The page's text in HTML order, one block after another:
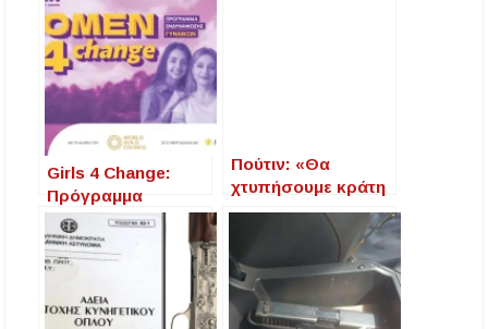
Girls 4 Change:
Πρόγραμμα
ενδυνάμωσης για
τα κορίτσια του
Δήμου Αριστοτέλη
Πούτιν: «Θα
χτυπήσουμε κράτη
που δίνουν όπλα
στο Κίεβο» –
Παγκοσμίου
χαρακτήρα ο
πόλεμος